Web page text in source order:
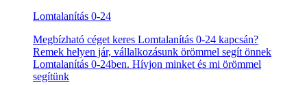
Lomtalanítás 0-24
Megbízható céget keres Lomtalanítás 0-24 kapcsán?
Remek helyen jár, vállalkozásunk örömmel segít önnek
Lomtalanítás 0-24ben. Hívjon minket és mi örömmel
segítünk